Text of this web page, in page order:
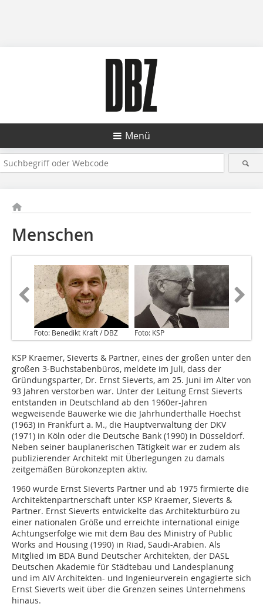
Menü
Menschen
Foto: Benedikt Kraft / DBZ Foto: KSP
KSP Kraemer, Sieverts & Partner, eines der großen unter den
großen 3-Buchstabenbüros, meldete im Juli, dass der
Gründungsparter, Dr. Ernst Sieverts, am 25. Juni im Alter von
93 Jahren verstorben war. Unter der Leitung Ernst Sieverts
entstanden in Deutschland ab den 1960er-Jahren
wegweisende Bauwerke wie die Jahrhunderthalle Hoechst
(1963) in Frankfurt a. M., die Hauptverwaltung der DKV
(1971) in Köln oder die Deutsche Bank (1990) in Düsseldorf.
Neben seiner bauplanerischen Tätigkeit war er zudem als
publizierender Architekt mit Überlegungen zu damals
zeitgemäßen Bürokonzepten aktiv.
1960 wurde Ernst Sieverts Partner und ab 1975 firmierte die
Architektenpartnerschaft unter KSP Kraemer, Sieverts &
Partner. Ernst Sieverts entwickelte das Architekturbüro zu
einer nationalen Größe und erreichte international einige
Achtungserfolge wie mit dem Bau des Ministry of Public
Works and Housing (1990) in Riad, Saudi-Arabien. Als
Mitglied im BDA Bund Deutscher Architekten, der DASL
Deutschen Akademie für Städtebau und Landesplanung
und im AIV Architekten- und Ingenieurverein engagierte sich
Ernst Sieverts weit über die Grenzen seines Unternehmens
hinaus.